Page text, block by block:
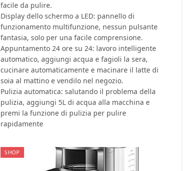
facile da pulire.
Display dello schermo a LED: pannello di
funzionamento multifunzione, nessun pulsante
fantasia, solo per una facile comprensione.
Appuntamento 24 ore su 24: lavoro intelligente
automatico, aggiungi acqua e fagioli la sera,
cucinare automaticamente e macinare il latte di
soia al mattino e vendilo nel negozio.
Pulizia automatica: salutando il problema della
pulizia, aggiungi 5L di acqua alla macchina e
premi la funzione di pulizia per pulire
rapidamente
SHOP